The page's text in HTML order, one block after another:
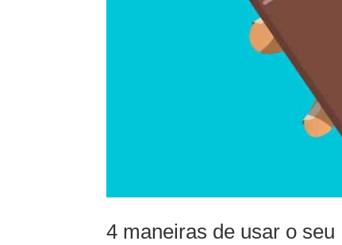
4 maneiras de usar o seu